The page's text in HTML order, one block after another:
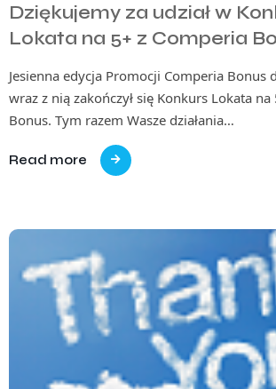
Dziękujemy za udział w
Lokata na 5+ z Comperia
Jesienna edycja Promocji Comperia Bonus
wraz z nią zakończył się Konkurs Lokata
Bonus. Tym razem Wasze działania…
Read more